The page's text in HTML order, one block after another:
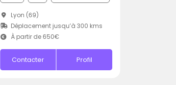
Lyon (69)
Déplacement jusqu’à 300 kms
À partir de 650€
Contacter Profil